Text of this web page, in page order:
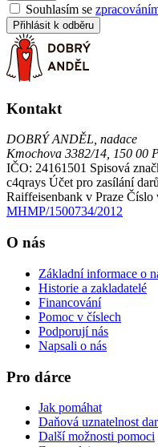
Souhlasím se
Přihlásit k odběru
Kontakt
DOBRÝ ANDĚL, nadace
Kmochova 3382/14, 150 00
IČO: 24161501 Spisová
c4qrays Účet pro zasílání
Raiffeisenbank v Praze Číslo
MHMP/1500734/2012
O nás
Základní informace o
Historie a zakladatelé
Financování
Pomoc v číslech
Podporují nás
Napsali o nás
Pro dárce
Jak pomáhat
Daňová uznatelnost
Další možnosti pomoci